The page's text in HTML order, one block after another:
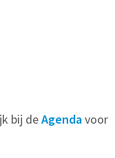
bij deAgendavoor